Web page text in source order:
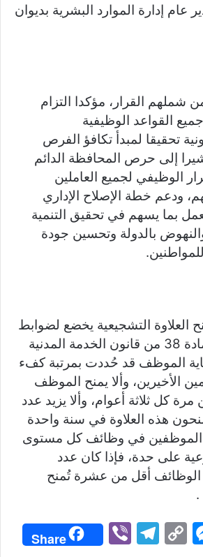
عام إدارة الموارد البشرية بديوان
شملهم القرار، مؤكدا التزام
القواعد الوظيفية
تحقيقا لمبدأ تكافؤ الفرص
إلى حرص المحافظة الدائم
الوظيفي لجميع العاملين
ودعم خطة الإصلاح الإداري
بما يسهم في تحقيق التنمية
بالدولة وتحسين جودة
العلاوة التشجيعية يخضع لضوابط
وشروط حددتها المادة 38 من قانون الخدمة المدنية
الموظف قد حُددت بمرتبة كفء
الأخيرين، وألا يمنح الموظف
مرة كل ثلاثة أعوام، وألا يزيد عدد
هذه العلاوة في سنة واحدة
عدد الموظفين في وظائف كل مستوى
على حدة، فإذا كان عدد
أقل من عشرة تُمنح
.
M
C
T
Vi
Share